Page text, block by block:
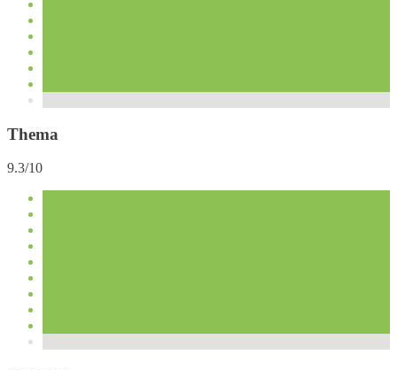
Thema
9.3/10